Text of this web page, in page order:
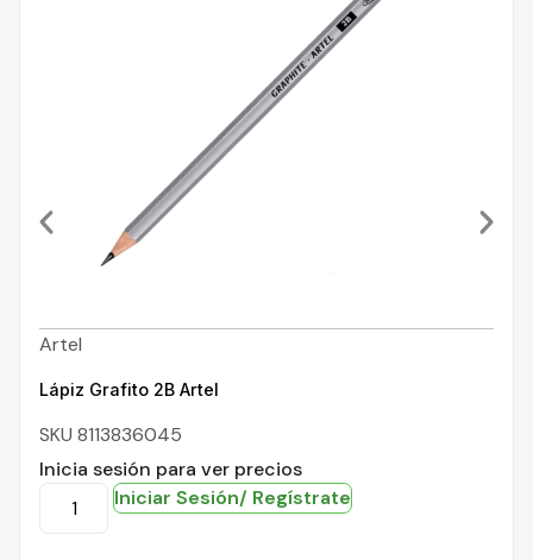
Artel
Lápiz Grafito 2B Artel
SKU 8113836045
Inicia sesión para ver precios
Iniciar Sesión/ Regístrate